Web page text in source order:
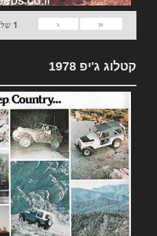
«
‹
1 של
קטלוג ג'יפ 1978